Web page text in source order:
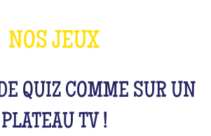
NOS JEUX
QUIZ COMME SUR UN
PLATEAU TV !